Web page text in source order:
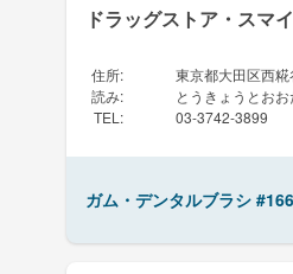
ドラッグストア・ス
住所:
東京都大田区西
読み:
とうきょうとお
TEL : 03-3742-3899
ガム・デンタルブラシ